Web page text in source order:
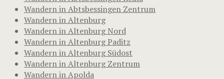
Wandern in Abtsbessingen Zentrum
Wandern in Altenburg
Wandern in Altenburg Nord
Wandern in Altenburg Paditz
Wandern in Altenburg Südost
Wandern in Altenburg Zentrum
Wandern in Apolda